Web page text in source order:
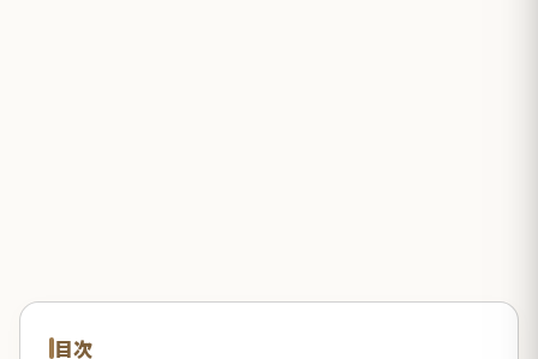
目次